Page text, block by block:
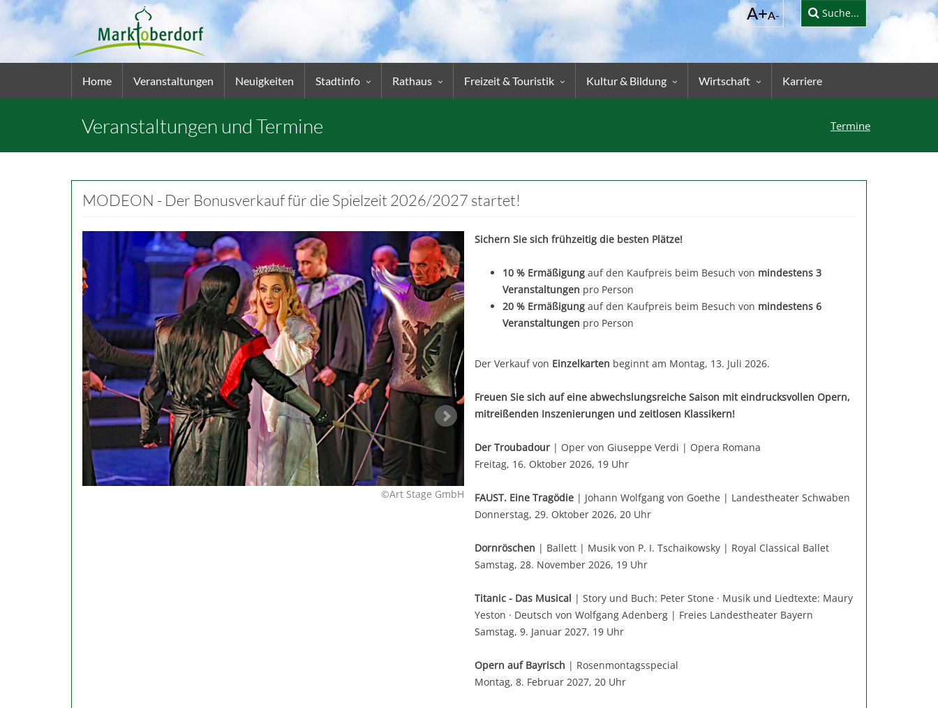
Suche...
Home Veranstaltungen Neuigkeiten Stadtinfo Rathaus Freizeit & Touristik Kultur & Bildung Wirtschaft Karriere
Veranstaltungen und Termine Termine
MODEON - Der Bonusverkauf für die Spielzeit 2026/2027 startet!
©Art Stage GmbH
©www.pinkgorilladesign.de
Sichern Sie sich frühzeitig die besten Plätze!
10 % Ermäßigungauf den Kaufpreis beim Besuch von mindestens 3
Veranstaltungen pro Person
20 % Ermäßigungauf den Kaufpreis beim Besuch von mindestens 6
Veranstaltungen pro Person
Der Verkauf von Einzelkarten beginnt am Montag, 13. Juli 2026.
Freuen Sie sich auf eine abwechslungsreiche Saison mit eindrucksvollen Opern,
mitreißenden Inszenierungen und zeitlosen Klassikern!
Der Troubadour | Oper von Giuseppe Verdi | Opera Romana
Freitag, 16. Oktober 2026, 19 Uhr
FAUST. Eine Tragödie| Johann Wolfgang von Goethe | Landestheater Schwaben
Donnerstag, 29. Oktober 2026, 20 Uhr
Dornröschen | Ballett | Musik von P. I. Tschaikowsky | Royal Classical Ballet
Samstag, 28. November 2026, 19 Uhr
Titanic - Das Musical | Story und Buch: Peter Stone · Musik und Liedtexte: Maury
Yeston · Deutsch von Wolfgang Adenberg | Freies Landestheater Bayern
Samstag, 9. Januar 2027, 19 Uhr
Opern auf Bayrisch | Rosenmontagsspecial
Montag, 8. Februar 2027, 20 Uhr